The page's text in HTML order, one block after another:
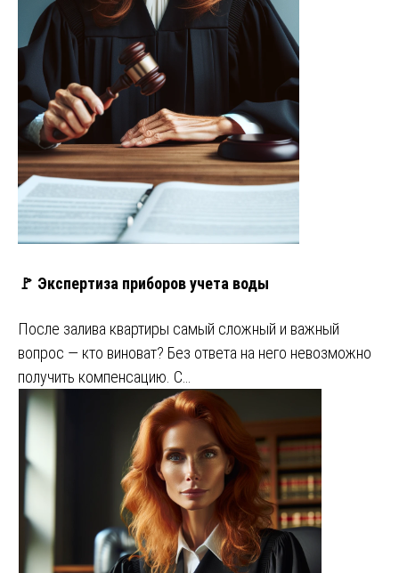
🚩 Экспертиза приборов учета воды
После залива квартиры самый сложный и важный
вопрос — кто виноват? Без ответа на него невозможно
получить компенсацию. С…